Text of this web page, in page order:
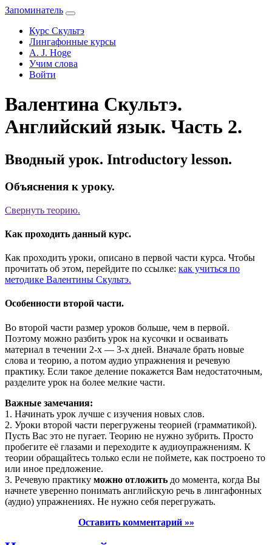
Запоминатель
Курс Скультэ
Лингафонные курсы
A. J. Hoge
Учим слова
Войти
Валентина Скультэ.
Английский язык. Часть 2.
Вводный урок. Introductory lesson.
Объяснения к уроку.
Свернуть теорию.
Как проходить данный курс.
Как проходить уроки, описано в первой части курса. Чтобы
прочитать об этом, перейдите по ссылке: как учиться по
методике Валентины Скультэ.
Особенности второй части.
Во второй части размер уроков больше, чем в первой.
Поэтому можно разбить урок на кусочки и осваивать
материал в течении 2-х — 3-х дней. Вначале брать новые
слова и теорию, а потом аудио упражнения и речевую
практику. Если такое деление покажется Вам недостаточным,
разделите урок на более мелкие части.
Важные замечания:
1. Начинать урок лучше с изучения новых слов.
2. Уроки второй части перегружены теорией (грамматикой).
Пусть Вас это не пугает. Теорию не нужно зубрить. Просто
пробегите её глазами и переходите к аудиоупражнениям. К
теории обращайтесь только если не поймете, как построено то
или иное предложение.
3. Речевую практику можно отложить до момента, когда Вы
начнете уверенно понимать английскую речь в лингафонных
(аудио) упражнениях. Не нужно себя перегружать.
Оставить комментарий »»